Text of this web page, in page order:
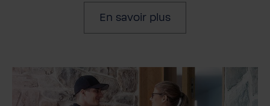
En savoir plus